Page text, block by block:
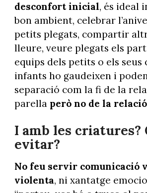
desconfort inicial, és ideal
bon ambient, celebrar
petits plegats, compartir
lleure, veure plegats els
equips dels petits o els seus
infants ho gaudeixen i
separació com la fi de la
parella però no de la
I amb les criatures?
evitar?
No feu servir comunicació
violenta, ni xantatge